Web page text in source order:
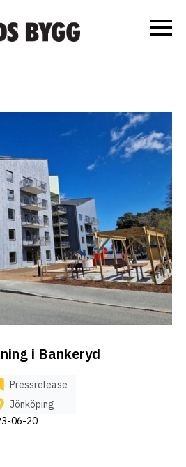
i Bankeryd
Pressrelease
Jönköping
06-20